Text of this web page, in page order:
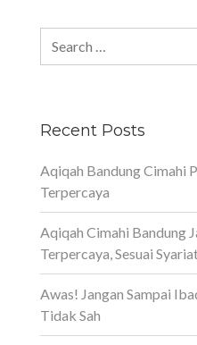
Recent Posts
Aqiqah Bandung Cimahi
Terpercaya
Aqiqah Cimahi Bandung
Terpercaya, Sesuai
Awas! Jangan Sampai
Tidak Sah